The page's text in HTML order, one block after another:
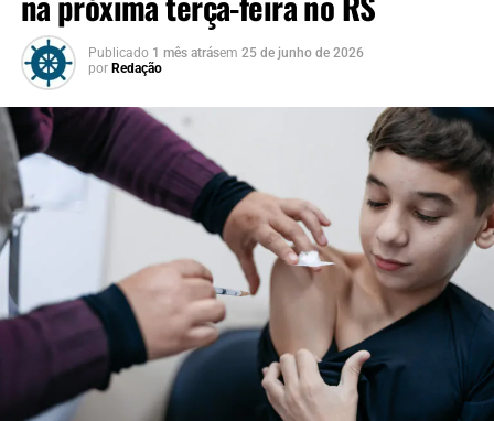
Publicado 1 mês atrásem 25 de junho de 2026
por Redação